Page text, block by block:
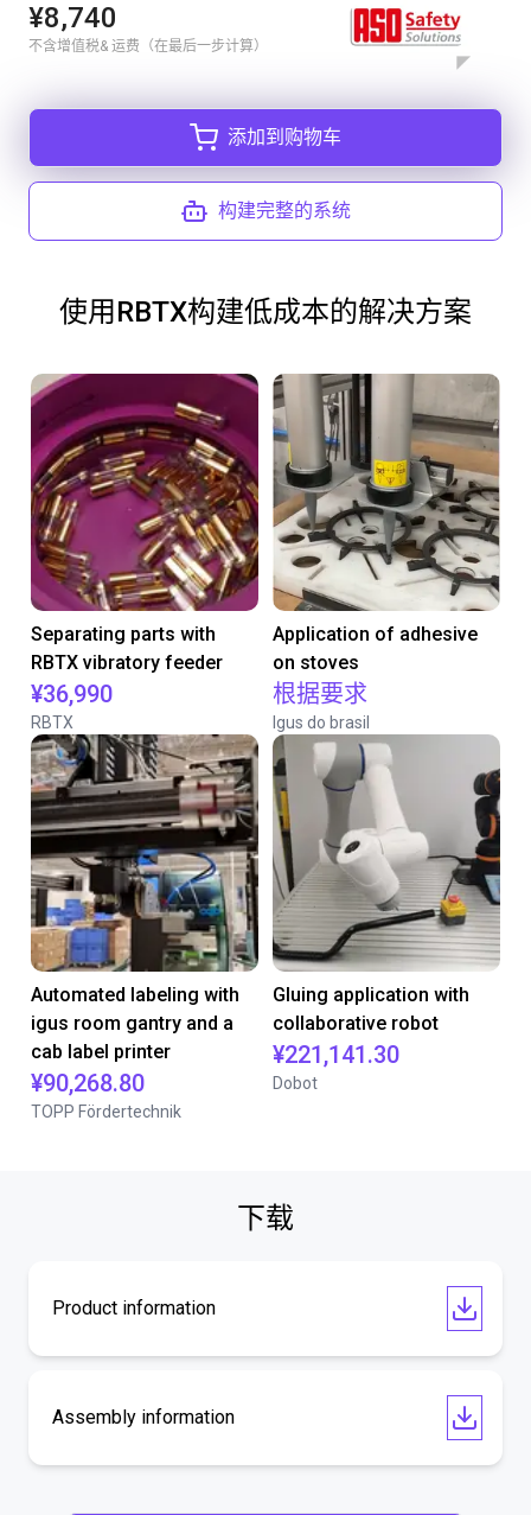
¥8,740
不含增值税& 运费（在最后一步计算）
添加到购物车
构建完整的系统
使用RBTX构建低成本的解决方案
Separating parts with
RBTX vibratory feeder
¥36,990
RBTX
Application of adhesive
on stoves
根据要求
Igus do brasil
Automated labeling with
igus room gantry and a
cab label printer
¥90,268.80
TOPP Fördertechnik
Gluing application with
collaborative robot
¥221,141.30
Dobot
下载
Product information
Assembly information